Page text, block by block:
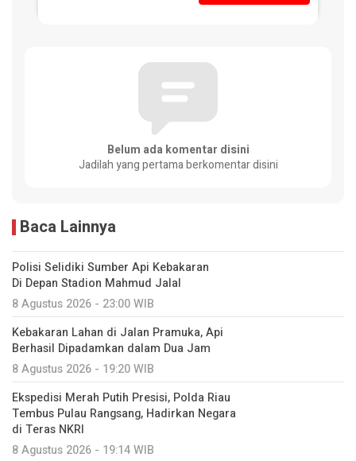
Belum ada komentar disini
Jadilah yang pertama berkomentar disini
Baca Lainnya
Polisi Selidiki Sumber Api Kebakaran
Di Depan Stadion Mahmud Jalal
8 Agustus 2026 - 23:00 WIB
Kebakaran Lahan di Jalan Pramuka, Api
Berhasil Dipadamkan dalam Dua Jam
8 Agustus 2026 - 19:20 WIB
Ekspedisi Merah Putih Presisi, Polda Riau
Tembus Pulau Rangsang, Hadirkan Negara
di Teras NKRI
8 Agustus 2026 - 19:14 WIB